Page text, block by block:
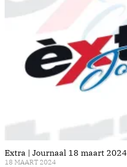
Extra | Journaal 18 maart 2024
18 MAART 2024